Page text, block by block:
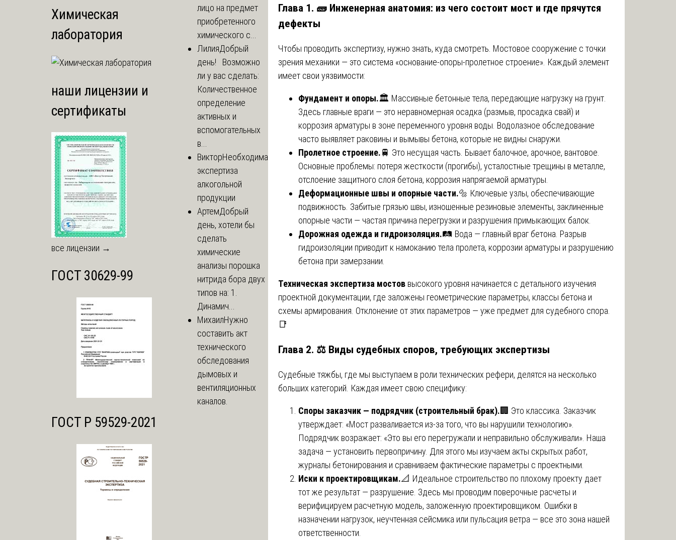
Глава 1. 🧱 Инженерная анатомия: из чего состоит мост и где прячутся
дефекты
Чтобы проводить экспертизу, нужно знать, куда смотреть. Мостовое сооружение с точки
зрения механики — это система «основание-опоры-пролетное строение». Каждый элемент
имеет свои уязвимости:
Фундамент и опоры.🏛️ Массивные бетонные тела, передающие нагрузку на грунт.
Здесь главные враги — это неравномерная осадка (размыв, просадка свай) и
коррозия арматуры в зоне переменного уровня воды. Водолазное обследование
часто выявляет раковины и вымывы бетона, которые не видны снаружи.
Пролетное строение.🚆 Это несущая часть. Бывает балочное, арочное, вантовое.
Основные проблемы: потеря жесткости (прогибы), усталостные трещины в металле,
отслоение защитного слоя бетона, коррозия напрягаемой арматуры.
Деформационные швы и опорные части.🔩 Ключевые узлы, обеспечивающие
подвижность. Забитые грязью швы, изношенные резиновые элементы, заклиненные
опорные части — частая причина перегрузки и разрушения примыкающих балок.
Дорожная одежда и гидроизоляция.🛤️ Вода — главный враг бетона. Разрыв
гидроизоляции приводит к намоканию тела пролета, коррозии арматуры и разрушению
бетона при замерзании.
Техническая экспертиза мостов высокого уровня начинается с детального изучения
проектной документации, где заложены геометрические параметры, классы бетона и
схемы армирования. Отклонение от этих параметров — уже предмет для судебного спора.
📑
Глава 2. ⚖️ Виды судебных споров, требующих экспертизы
Судебные тяжбы, где мы выступаем в роли технических рефери, делятся на несколько
больших категорий. Каждая имеет свою специфику:
Споры заказчик — подрядчик (строительный брак).🏢 Это классика. Заказчик
утверждает: «Мост разваливается из-за того, что вы нарушили технологию».
Подрядчик возражает: «Это вы его перегружали и неправильно обслуживали». Наша
задача — установить первопричину. Для этого мы изучаем акты скрытых работ,
журналы бетонирования и сравниваем фактические параметры с проектными.
Иски к проектировщикам.📐 Идеальное строительство по плохому проекту дает
тот же результат — разрушение. Здесь мы проводим поверочные расчеты и
верифицируем расчетную модель, заложенную проектировщиком. Ошибки в
назначении нагрузок, неучтенная сейсмика или пульсация ветра — все это зона нашей
ответственности.
Химическая
лаборатория
наши лицензии и
сертификаты
все лицензии →
ГОСТ 30629-99
ГОСТ Р 59529-2021
лицо на предмет
приобретенного
химического с...
ЛилияДобрый
день! Возможно
ли у вас сделать:
Количественное
определение
активных и
вспомогательных
в...
ВикторНеобходима
экспертиза
алкогольной
продукции
АртемДобрый
день, хотели бы
сделать
химические
анализы порошка
нитрида бора двух
типов на: 1.
Динамич...
МихаилНужно
составить акт
технического
обследования
дымовых и
вентиляционных
каналов.